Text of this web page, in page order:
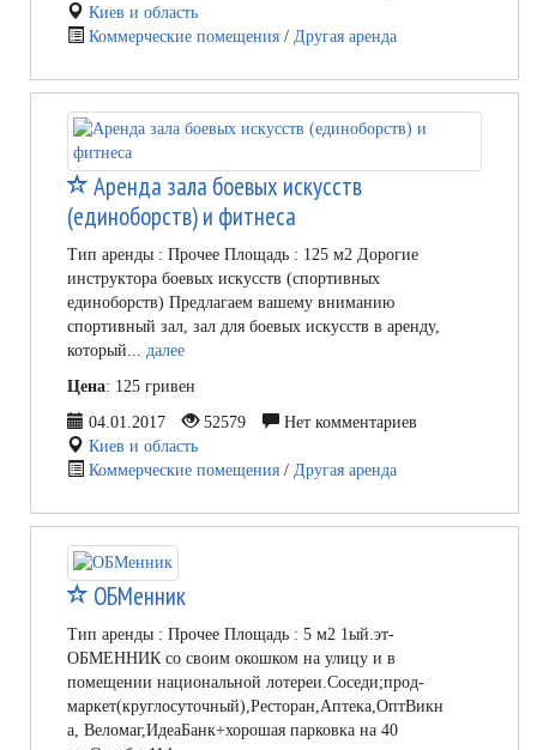
Киев и область
Коммерческие помещения / Другая аренда
Аренда зала боевых искусств
(единоборств) и фитнеса
Тип аренды : Прочее Площадь : 125 м2 Дорогие
инструктора боевых искусств (спортивных
единоборств) Предлагаем вашему вниманию
спортивный зал, зал для боевых искусств в аренду,
который... далее
Цена: 125 гривен
04.01.2017
52579
Нет комментариев
Киев и область
Коммерческие помещения / Другая аренда
ОБМенник
Тип аренды : Прочее Площадь : 5 м2 1ый.эт-
ОБМЕННИК со своим окошком на улицу и в
помещении национальной лотереи.Соседи;прод-
маркет(круглосуточный),Ресторан,Аптека,ОптВикн
а, Веломаг,ИдеаБанк+хорошая парковка на 40